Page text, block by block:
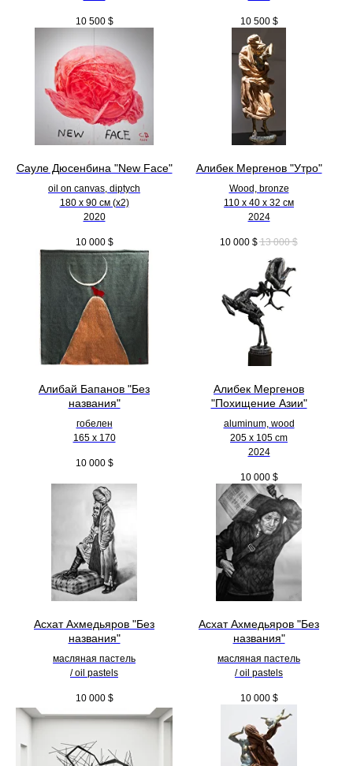
10 500 $ 10 500 $
Сауле Дюсенбина "New Face"
oil on canvas, diptych
180 x 90 см (х2)
2020
10 000 $
Алибек Мергенов "Утро"
Wood, bronze
110 х 40 х 32 см
2024
10 000 $ 13 000 $
Алибай Бапанов "Без
названия"
гобелен
165 x 170
10 000 $
Алибек Мергенов
"Похищение Азии"
aluminum, wood
205 х 105 cm
2024
10 000 $
Асхат Ахмедьяров "Без
названия"
масляная пастель
/ oil pastels
10 000 $
Асхат Ахмедьяров "Без
названия"
масляная пастель
/ oil pastels
10 000 $